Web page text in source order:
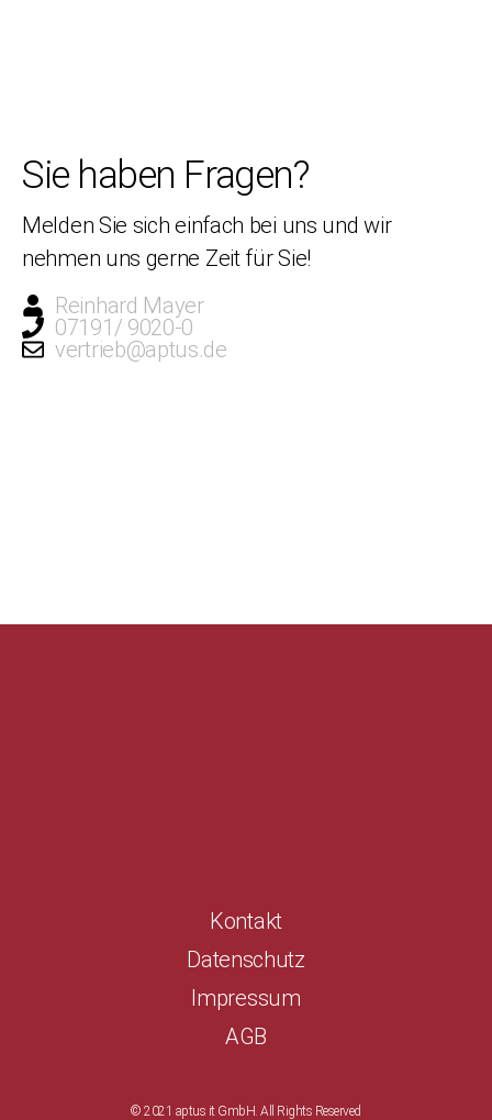
Sie haben Fragen?
Melden Sie sich einfach bei uns und wir
nehmen uns gerne Zeit für Sie!
Reinhard Mayer
07191/ 9020-0
vertrieb@aptus.de
Kontakt
Datenschutz
Impressum
AGB
© 2021 aptus it GmbH. All Rights Reserved